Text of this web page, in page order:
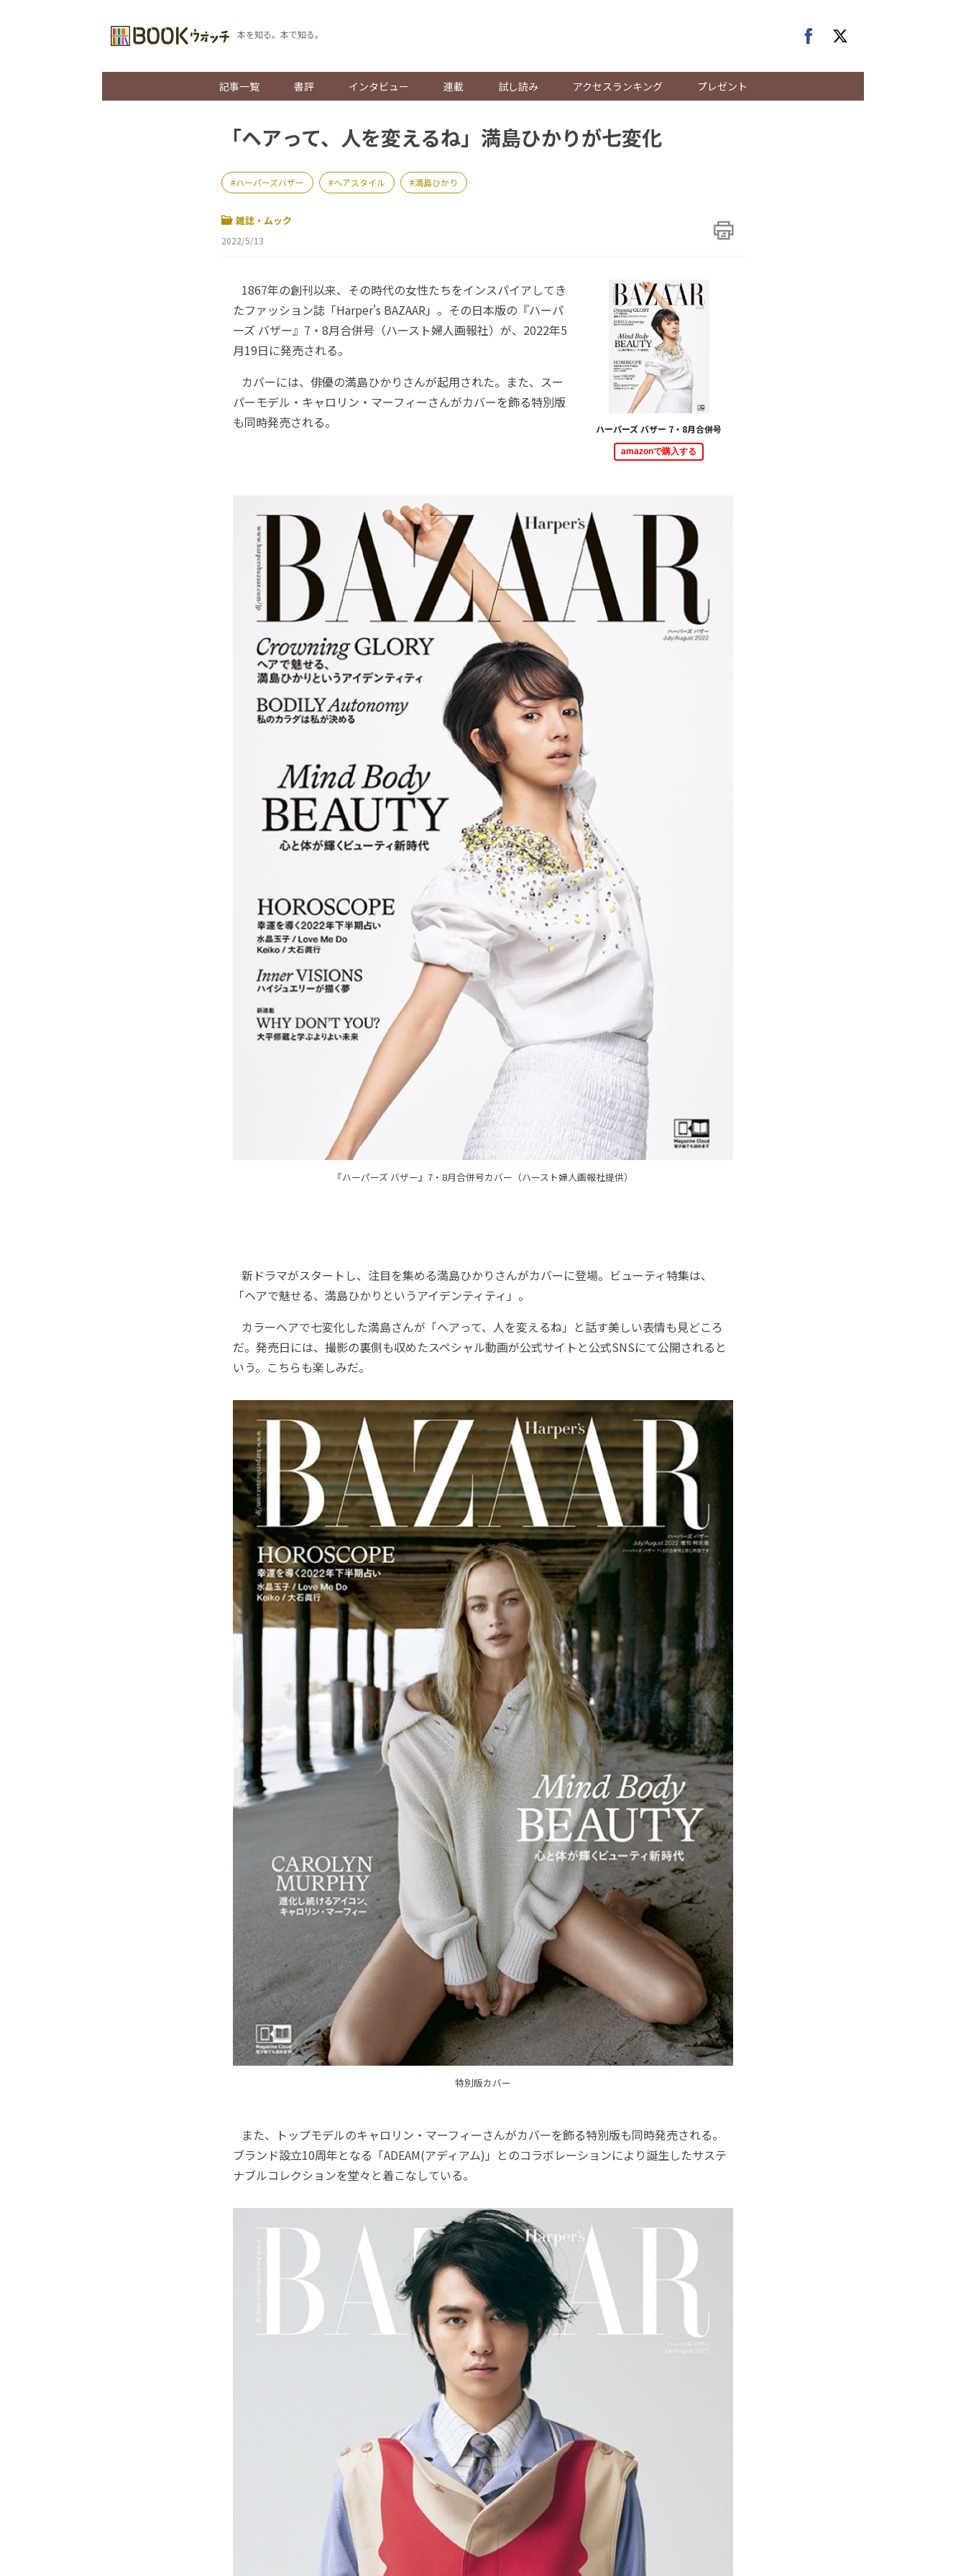
本を知る。本で知る。
記事一覧 書評 インタビュー 連載 試し読み アクセスランキング プレゼント
「ヘアって、人を変えるね」満島ひかりが七変化
ハーパーズバザー ヘアスタイル 満島ひかり
雑誌・ムック
2022/5/13
ハーパーズ バザー 7・8月合併号
amazonで購入する
1867年の創刊以来、その時代の女性たちをインスパイアしてき
たファッション誌「Harper's BAZAAR」。その日本版の『ハーパ
ーズ バザー』7・8月合併号（ハースト婦人画報社）が、2022年5
月19日に発売される。
カバーには、俳優の満島ひかりさんが起用された。また、スー
パーモデル・キャロリン・マーフィーさんがカバーを飾る特別版
も同時発売される。
『ハーパーズ バザー』7・8月合併号カバー（ハースト婦人画報社提供）
新ドラマがスタートし、注目を集める満島ひかりさんがカバーに登場。ビューティ特集は、
「ヘアで魅せる、満島ひかりというアイデンティティ」。
カラーヘアで七変化した満島さんが「ヘアって、人を変えるね」と話す美しい表情も見どころ
だ。発売日には、撮影の裏側も収めたスペシャル動画が公式サイトと公式SNSにて公開されると
いう。こちらも楽しみだ。
特別版カバー
また、トップモデルのキャロリン・マーフィーさんがカバーを飾る特別版も同時発売される。
ブランド設立10周年となる「ADEAM(アディアム)」とのコラボレーションにより誕生したサステ
ナブルコレクションを堂々と着こなしている。